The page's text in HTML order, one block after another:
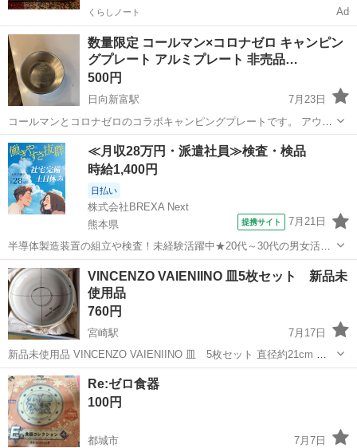
くらしノート Ad
数量限定 コールマン×コロナゼロ キャンピン
グプレート アルミプレート 非売品…
500円
日向新富駅
7月23日
コールマンとコロナゼロのコラボキャンピングプレートです。 アウト
ドアやキャンプ、ソロキャンプにぴったりのアイテムです。 【商品詳
細】 * Coleman（コールマン）× Corona Zero（コロナゼロ） * キャン
ピ...
宮崎 西都市 日向新富駅 食器
≪月収28万円・派遣社員≫検査・検品
時給1,400円
日払い
株式会社BREXA Next
熊本県
提携サイト 7月21日
半導体製造装置の組立や検査！未経験活躍中★20代～30代の男女活躍
中★ワンルーム寮完備！赴任旅費会社負担！マイカー通勤OK！無料駐
車場あり！正社員登用あり！《熊本県菊池郡大津町》 人気の工場のお
仕事 ◇半導体製造装置の組立...
熊本 その他
VINCENZO VAIENIINO 皿5枚セット 新品未
使用品
760円
宮崎駅
7月17日
新品未使用品 VINCENZO VAIENIINO 皿 5枚セット 直径約21cm 高
さ約5cm 長期保管品てすので外装の箱は少し汚れございます
宮崎 宮崎市 宮崎駅 食器
Re:ゼロ食器
100円
都城市
7月7日